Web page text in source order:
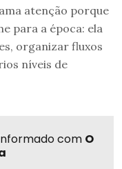
atenção porque
para a época: ela
organizar fluxos
níveis de
com O